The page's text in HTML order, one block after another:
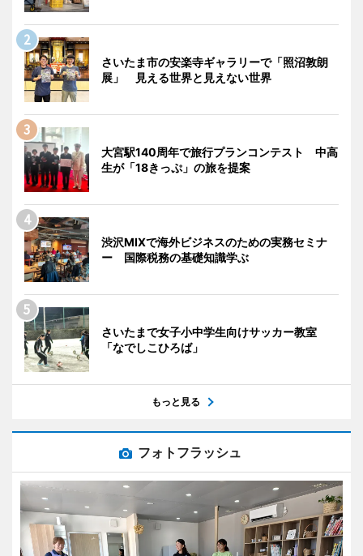
さいたま市の安楽寺ギャラリーで「照沼敦朗
展」 見える世界と見えない世界
大宮駅140周年で旅行プランコンテスト 中高
生が「18きっぷ」の旅を提案
渋沢MIXで海外ビジネスのための実務セミナ
ー 国際税務の基礎知識学ぶ
さいたまで女子小中学生向けサッカー教室
「なでしこひろば」
もっと見る
フォトフラッシュ